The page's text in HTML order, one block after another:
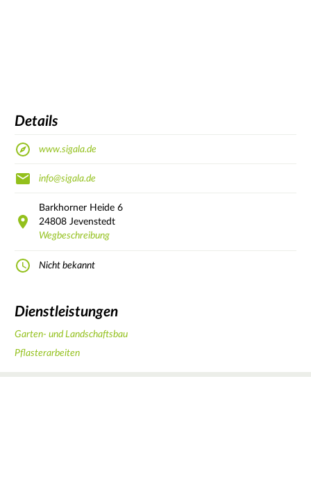
Details
www.sigala.de
info@sigala.de
Barkhorner Heide 6
24808 Jevenstedt
Wegbeschreibung
Nicht bekannt
Dienstleistungen
Garten- und Landschaftsbau
Pflasterarbeiten